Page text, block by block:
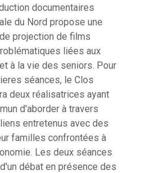
documentaires
du Nord propose une
projection de films
liées aux
à la vie des seniors. Pour
séances, le Clos
deux réalisatrices ayant
d'aborder à travers
entretenus avec des
familles confrontées à
Les deux séances
débat en présence des